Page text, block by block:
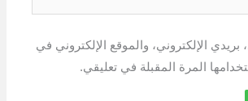
الإلكتروني، والموقع الإلكتروني في
المرة المقبلة في تعليقي.